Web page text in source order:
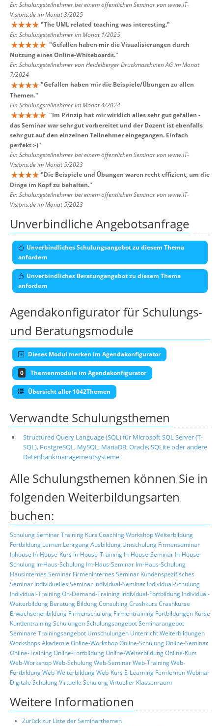
Ein Schulungsteilnehmer bei einem öffentlichen Seminar von www.IT-
Visions.de im Monat 3/2025
"The UML related teaching was interesting."
Ein Schulungsteilnehmer im Monat 1/2025
"Gefallen haben mir die Visualisierungen durch
Nutzung eines Online-Whiteboards."
Ein Schulungsteilnehmer von Heidelberger Druckmaschinen AG im Monat
7/2024
"Gefallen haben mir die Beispiele/Übungen zu allen
Themen."
Ein Schulungsteilnehmer im Monat 4/2024
"Im Prinzip hat mir wirklich alles sehr gut gefallen -
das Seminar war sehr gut vorbereitet und der Dozent ist ebenfalls
sehr gut auf den einzelnen Teilnehmer eingegangen. Einfach
perfekt :-)"
Ein Schulungsteilnehmer bei einem öffentlichen Seminar von www.IT-
Visions.de im Monat 5/2023
"Die Beispiele und Übungen waren recht effizient, um die
Dinge im Kopf zu behalten."
Ein Schulungsteilnehmer bei einem öffentlichen Seminar von www.IT-
Visions.de im Monat 5/2023
Unverbindliche Angebotsanfrage
Unverbindliches Schulungsangebot zu diesem Thema
anfordern
Unverbindliches Beratungangebot zu diesem Thema
anfordern
Agendakonfigurator für Schulungs-
und Beratungsmodule
Dieses Modul merken im Agendakonfigurator
0 Themenmodule im Agendakonfigurator
Übersicht aller 1042Themen
Verwandte Schulungsthemen
Structured Query Language (SQL) für Microsoft SQL Server (T-
SQL), PostgreSQL, MySQL, MariaDB, Oracle, SQLite oder andere
Datenbankmanagementsysteme
Alle Schulungsthemen können Sie in
folgenden Weiterbildungsarten
buchen:
SchulungSeminarTraining Kurs CoachingWorkshopWeiterbildung
Fortbildung Lernen LehrgangAusbildung Umschulung Firmenseminar
Inhouse In-House-Kurs In-House-Training In-House-Seminar In-House-
Schulung In-Haus-Schulung Im-Haus-Seminar Im-Haus-Schulung
Hausinternes Seminar Firmeninternes Seminar Kundenspezifisches
Seminar Individuelles Seminar Individual-Seminar Individual-Schulung
Individual-TrainingOn-Demand-Training Individual-Fortbildung Individual-
Weiterbildung Beratung BildungConsultingCrashkurs Crashkurse
Erwachsenenbildung Firmenschulung Firmentraining Fortbildungen Kurse
KundentrainingSchulungenSchulungsangebotSeminarangebot
Seminare Trainingsangebot Umschulungen UnterrichtWeiterbildungen
Workshops Akademie Online-WorkshopOnline-SchulungOnline-Seminar
Online-TrainingOnline-FortbildungOnline-WeiterbildungOnline-Kurs
Web-WorkshopWeb-SchulungWeb-SeminarWeb-TrainingWeb-
FortbildungWeb-WeiterbildungWeb-Kurs E-Learning FernlernenWebinar
Digitale SchulungVirtuelle SchulungVirtueller Klassenraum
Weitere Informationen
Zurück zur Liste der Seminarthemen